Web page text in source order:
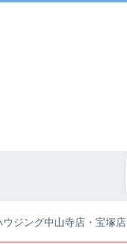
ジング中山寺店・宝塚店